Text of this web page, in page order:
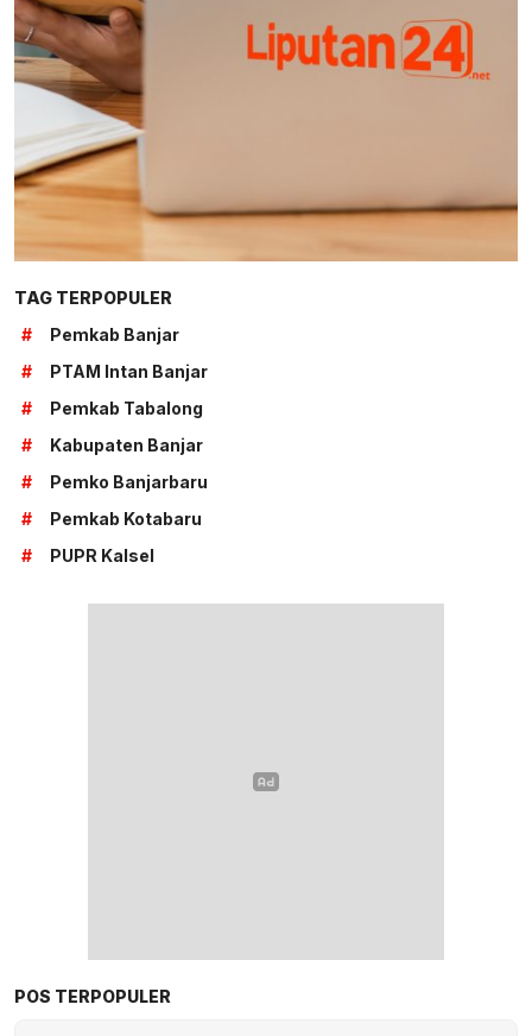
TAG TERPOPULER
#
Pemkab Banjar
#
PTAM Intan Banjar
#
Pemkab Tabalong
#
Kabupaten Banjar
#
Pemko Banjarbaru
#
Pemkab Kotabaru
#
PUPR Kalsel
POS TERPOPULER